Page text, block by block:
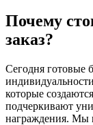
Почему
заказ?
Сегодня готовые
которые
подчеркивают
награждения. Мы